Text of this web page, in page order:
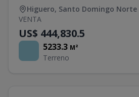
Higuero, Santo Domingo Norte
VENTA
US$ 444,830.5
5233.3 M²
Terreno